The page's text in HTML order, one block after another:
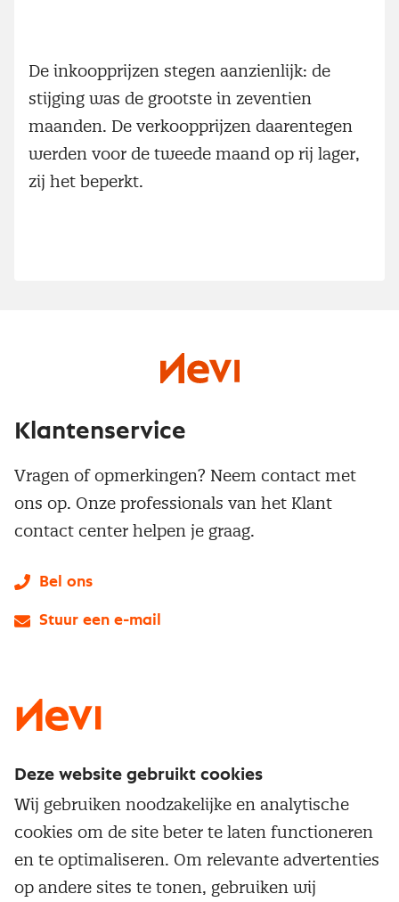
De inkoopprijzen stegen aanzienlijk: de
stijging was de grootste in zeventien
maanden. De verkoopprijzen daarentegen
werden voor de tweede maand op rij lager,
zij het beperkt.
Service & contact
Over inkoop
Netwerk en communities
Populaire thema's
Aanbesteden
Opleidingen en trainingen
Klantenservice
Vragen of opmerkingen? Neem contact met
ons op. Onze professionals van het Klant
contact center helpen je graag.
Bel ons
Stuur een e-mail
Deze website gebruikt cookies
Wij gebruiken noodzakelijke en analytische
cookies om de site beter te laten functioneren
en te optimaliseren. Om relevante advertenties
op andere sites te tonen, gebruiken wij